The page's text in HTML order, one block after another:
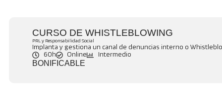
CURSO DE WHISTLEBLOWING
PRL y Responsabilidad Social
Implanta y gestiona un canal de denuncias interno o
60h
Online Intermedio
BONIFICABLE